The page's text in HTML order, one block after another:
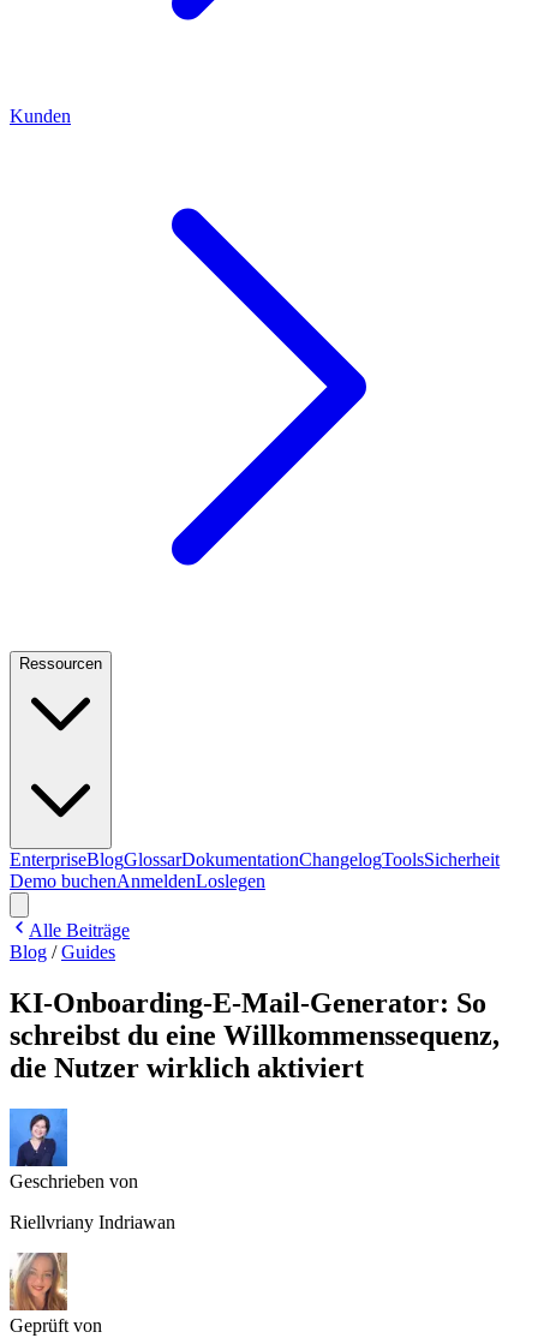
Kunden
Ressourcen
EnterpriseBlogGlossarDokumentationChangelogToolsSicherheit
Demo buchenAnmeldenLoslegen
Alle Beiträge
Blog /Guides
KI-Onboarding-E-Mail-Generator: So
schreibst du eine Willkommenssequenz,
die Nutzer wirklich aktiviert
Geschrieben von
Riellvriany Indriawan
Geprüft von